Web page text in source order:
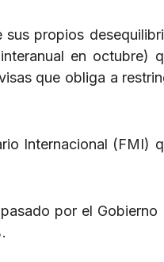
sus propios
en octubre)
que obliga a
Internacional (FMI)
por el Gobierno